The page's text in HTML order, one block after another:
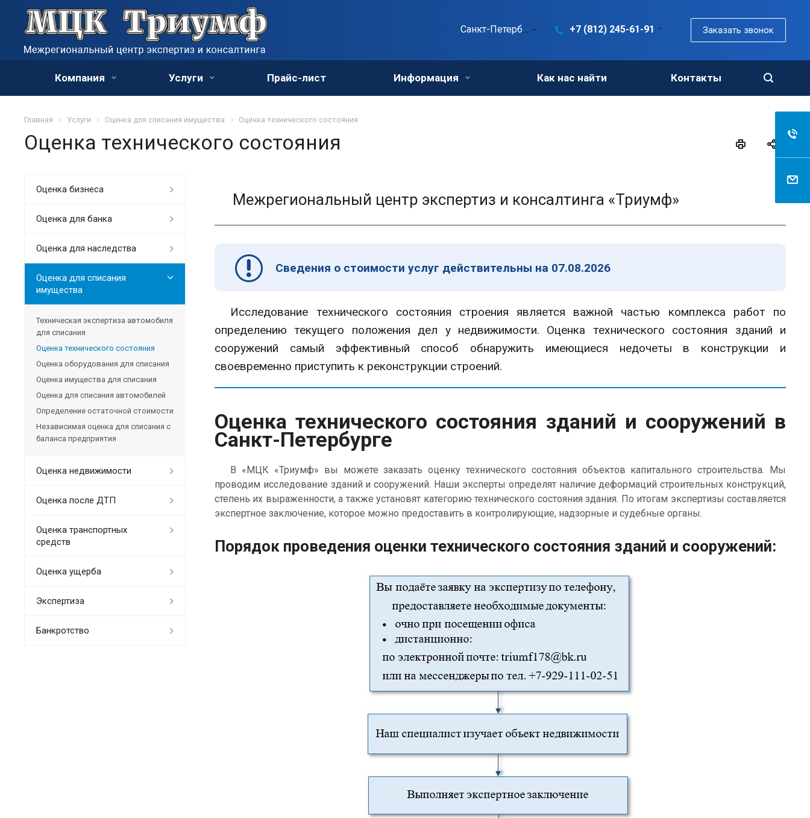
Санкт-Петербург +7 (812) 245-61-91 Заказать звонок
Компания Услуги Прайс-лист Информация Как нас найти Контакты
Главная Услуги Оценка для списания имущества Оценка технического состояния
Оценка технического состояния
Межрегиональный центр экспертиз и консалтинга «Триумф»
Сведения о стоимости услуг действительны на 07.08.2026
Исследование технического состояния строения является важной частью комплекса работ по
определению текущего положения дел у недвижимости. Оценка технического состояния зданий и
сооружений самый эффективный способ обнаружить имеющиеся недочеты в конструкции и
своевременно приступить к реконструкции строений.
Оценка технического состояния зданий и сооружений в
Санкт-Петербурге
В «МЦК «Триумф» вы можете заказать оценку технического состояния объектов капитального строительства. Мы
проводим исследование зданий и сооружений. Наши эксперты определят наличие деформаций строительных конструкций,
степень их выраженности, а также установят категорию технического состояния здания. По итогам экспертизы составляется
экспертное заключение, которое можно предоставить в контролирующие, надзорные и судебные органы.
Порядок проведения оценки технического состояния зданий и сооружений:
Оценка бизнеса
Оценка для банка
Оценка для наследства
Оценка для списания
имущества
Техническая экспертиза автомобиля
для списания
Оценка технического состояния
Оценка оборудования для списания
Оценка имущества для списания
Оценка для списания автомобилей
Определение остаточной стоимости
Независимая оценка для списания с
баланса предприятия
Оценка недвижимости
Оценка после ДТП
Оценка транспортных
средств
Оценка ущерба
Экспертиза
Банкротство